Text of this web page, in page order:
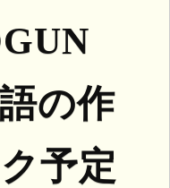
の作
予定